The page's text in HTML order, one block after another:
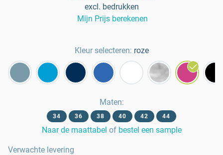
excl. bedrukken
Mijn Prijs berekenen
Kleur selecteren: roze
Maten:
34 36 38 40 42 44
Naar de maattabel of bestel een sample
Verwachte levering